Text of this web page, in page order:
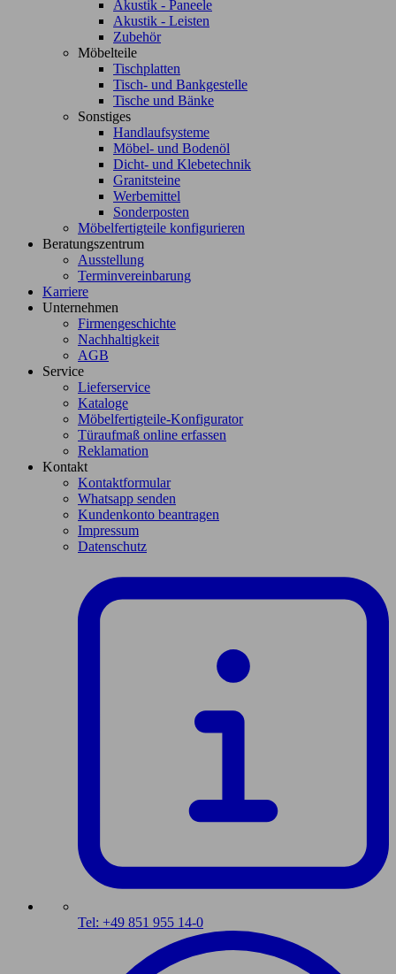
Akustik - Paneele
Akustik - Leisten
Zubehör
Möbelteile
Tischplatten
Tisch- und Bankgestelle
Tische und Bänke
Sonstiges
Handlaufsysteme
Möbel- und Bodenöl
Dicht- und Klebetechnik
Granitsteine
Werbemittel
Sonderposten
Möbelfertigteile konfigurieren
Beratungszentrum
Ausstellung
Terminvereinbarung
Karriere
Unternehmen
Firmengeschichte
Nachhaltigkeit
AGB
Service
Lieferservice
Kataloge
Möbelfertigteile-Konfigurator
Türaufmaß online erfassen
Reklamation
Kontakt
Kontaktformular
Whatsapp senden
Kundenkonto beantragen
Impressum
Datenschutz
Tel: +49 851 955 14-0